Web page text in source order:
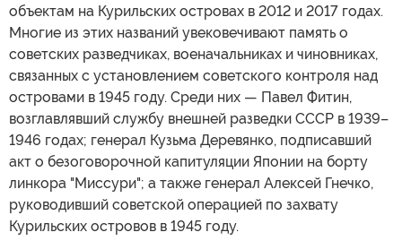
объектам на Курильских островах в 2012 и 2017 годах.
Многие из этих названий увековечивают память о
советских разведчиках, военачальниках и чиновниках,
связанных с установлением советского контроля над
островами в 1945 году. Среди них — Павел Фитин,
возглавлявший службу внешней разведки СССР в 1939–
1946 годах; генерал Кузьма Деревянко, подписавший
акт о безоговорочной капитуляции Японии на борту
линкора "Миссури"; а также генерал Алексей Гнечко,
руководивший советской операцией по захвату
Курильских островов в 1945 году.